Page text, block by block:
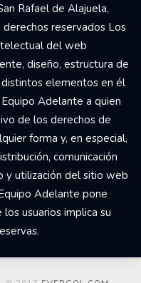
Rafael de Alajuela,
reservados Los
del web
diseño, estructura de
elementos en él
Adelante a quien
de los derechos de
forma y, en especial,
comunicación
y utilización del sitio web
Adelante pone
usuarios implica su